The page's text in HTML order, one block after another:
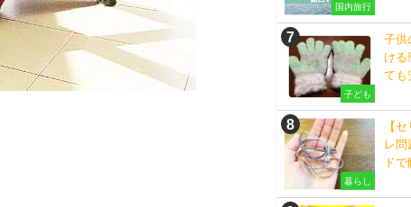
国内旅行
子ども
子供
ける
ても
暮らし
【
レ問
ド